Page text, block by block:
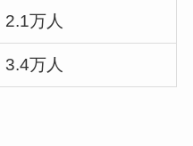
2.1万人
3.4万人